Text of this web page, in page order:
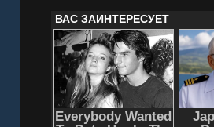
Студия" онлайн бесплатно
полная версия